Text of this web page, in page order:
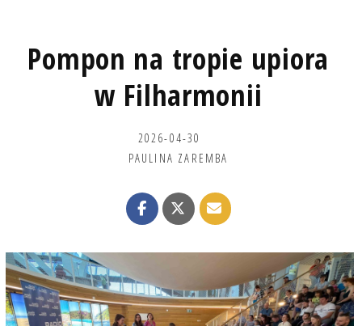
Pompon na tropie upiora
w Filharmonii
2026-04-30
PAULINA ZAREMBA